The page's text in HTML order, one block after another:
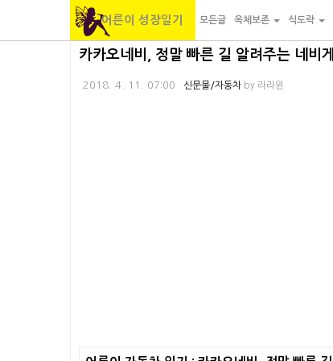
어른이 성장일기 모든글 옥체보존 식도락
카카오네비, 정말 빠른 길 알려주는 네비
2018. 4. 11. 07:00 신문물/자동차 by 라라윈